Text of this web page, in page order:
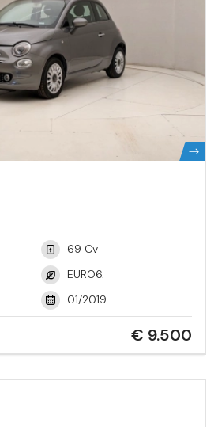
69 Cv
EURO6.
01/2019
€ 9.500